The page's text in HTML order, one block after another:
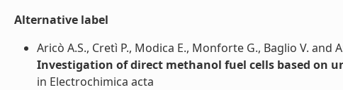
Alternative label
Aricò A.S., Cretì P., Modica E., Monforte G., Baglio V. and
Investigation of direct methanol fuel cells based on
in Electrochimica acta